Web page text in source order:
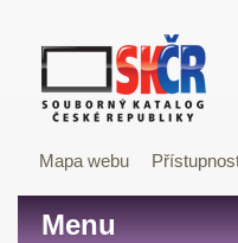
Mapa webu
Menu